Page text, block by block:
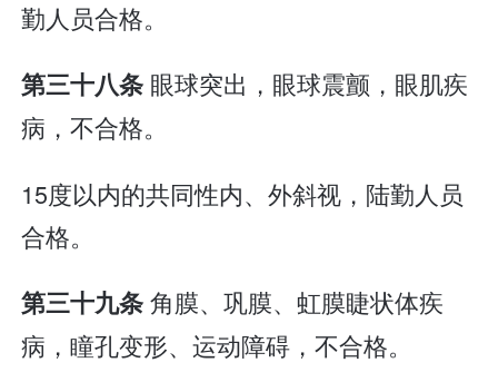
勤人员合格。
第三十八条 眼球突出，眼球震颤，眼肌疾
病，不合格。
15度以内的共同性内、外斜视，陆勤人员
合格。
第三十九条角膜、巩膜、虹膜睫状体疾
病，瞳孔变形、运动障碍，不合格。